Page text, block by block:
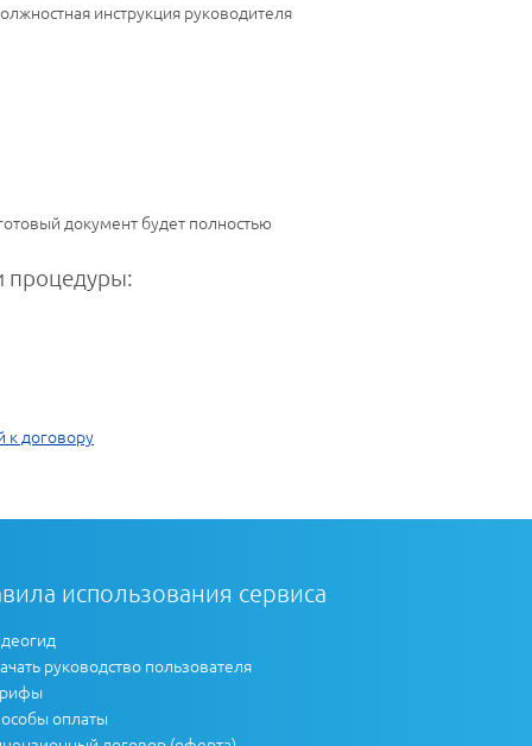
инструкция руководителя
документ будет полностью
процедуры:
к договору
использования сервиса
руководство пользователя
оплаты